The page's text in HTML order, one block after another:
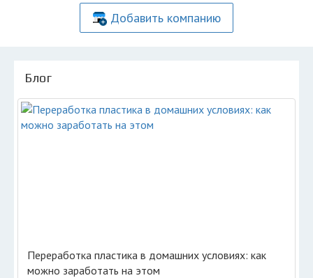
Добавить компанию
Блог
Переработка пластика в домашних условиях: как
можно заработать на этом